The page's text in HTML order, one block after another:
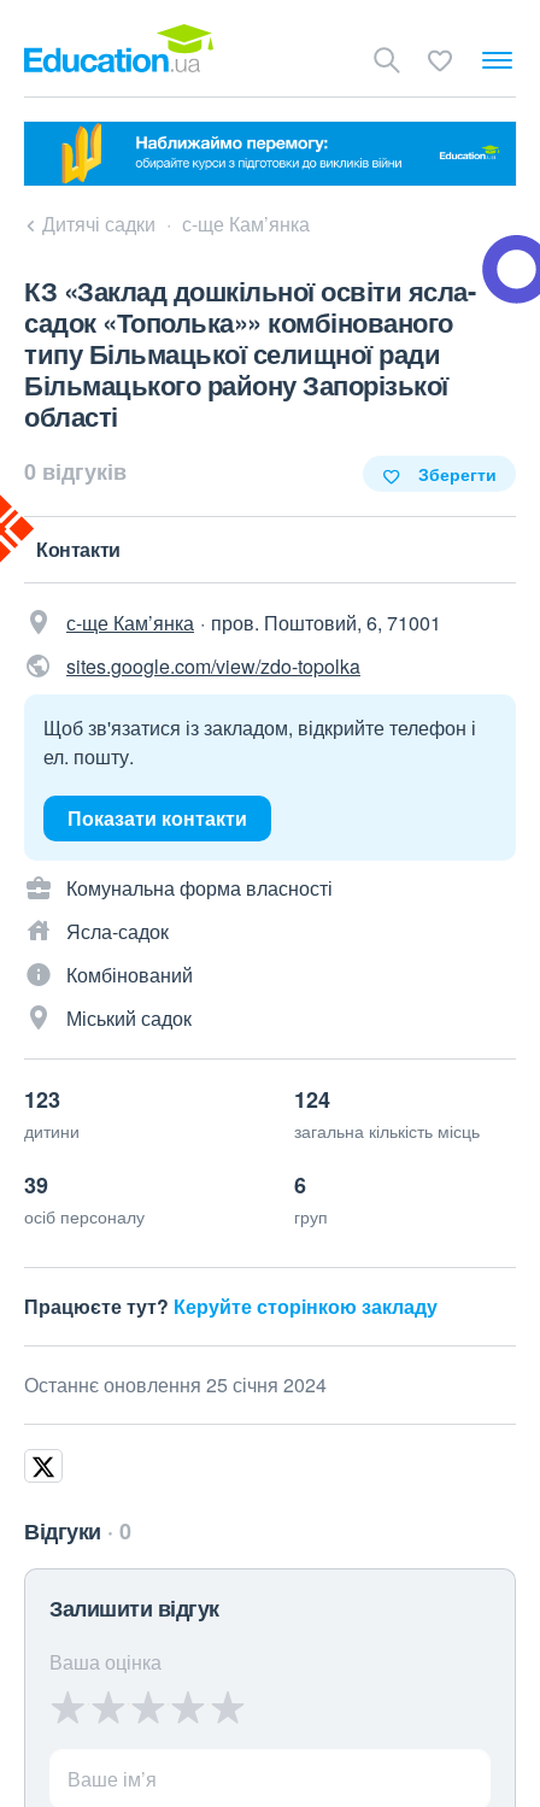
Дитячі садки с-ще Кам’янка
КЗ «Заклад дошкільної освіти ясла-
садок «Тополька»» комбінованого
типу Більмацької селищної ради
Більмацького району Запорізької
області
0 відгуків Зберегти
Контакти
с-ще Кам’янка
пров. Поштовий, 6, 71001
sites.google.com/view/zdo-topolka
Щоб зв'язатися із закладом, відкрийте телефон і
ел. пошту.
Показати контакти
Комунальна форма власності
Ясла-садок
Комбінований
Міський садок
123
дитини
124
загальна кількість місць
39
осіб персоналу
6
груп
Працюєте тут? Керуйте сторінкою закладу
Останнє оновлення 25 січня 2024
Відгуки 0
Залишити відгук
Ваша оцінка
Ваше ім’я